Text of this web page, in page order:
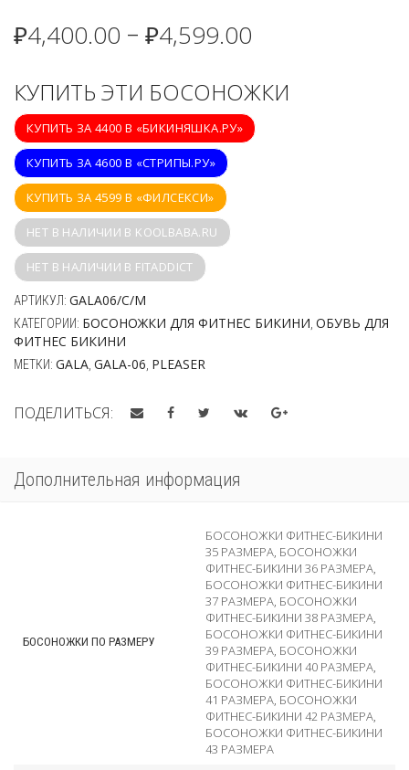
₽4,400.00 – ₽4,599.00
КУПИТЬ ЭТИ БОСОНОЖКИ
КУПИТЬ ЗА 4400 В «БИКИНЯШКА.РУ»
КУПИТЬ ЗА 4600 В «СТРИПЫ.РУ»
КУПИТЬ ЗА 4599 В «ФИЛСЕКСИ»
НЕТ В НАЛИЧИИ В KOOLBABA.RU
НЕТ В НАЛИЧИИ В FITADDICT
АРТИКУЛ: GALA06/C/M
КАТЕГОРИИ: БОСОНОЖКИ ДЛЯ ФИТНЕС БИКИНИ ОБУВЬ ДЛЯ
ФИТНЕС БИКИНИ
МЕТКИ: GALA GALA-06 PLEASER
ПОДЕЛИТЬСЯ:
Дополнительная информация
БОСОНОЖКИ ПО РАЗМЕРУ
БОСОНОЖКИ ФИТНЕС-БИКИНИ
35 РАЗМЕРА, БОСОНОЖКИ
ФИТНЕС-БИКИНИ 36 РАЗМЕРА,
БОСОНОЖКИ ФИТНЕС-БИКИНИ
37 РАЗМЕРА, БОСОНОЖКИ
ФИТНЕС-БИКИНИ 38 РАЗМЕРА,
БОСОНОЖКИ ФИТНЕС-БИКИНИ
39 РАЗМЕРА, БОСОНОЖКИ
ФИТНЕС-БИКИНИ 40 РАЗМЕРА,
БОСОНОЖКИ ФИТНЕС-БИКИНИ
41 РАЗМЕРА, БОСОНОЖКИ
ФИТНЕС-БИКИНИ 42 РАЗМЕРА,
БОСОНОЖКИ ФИТНЕС-БИКИНИ
43 РАЗМЕРА